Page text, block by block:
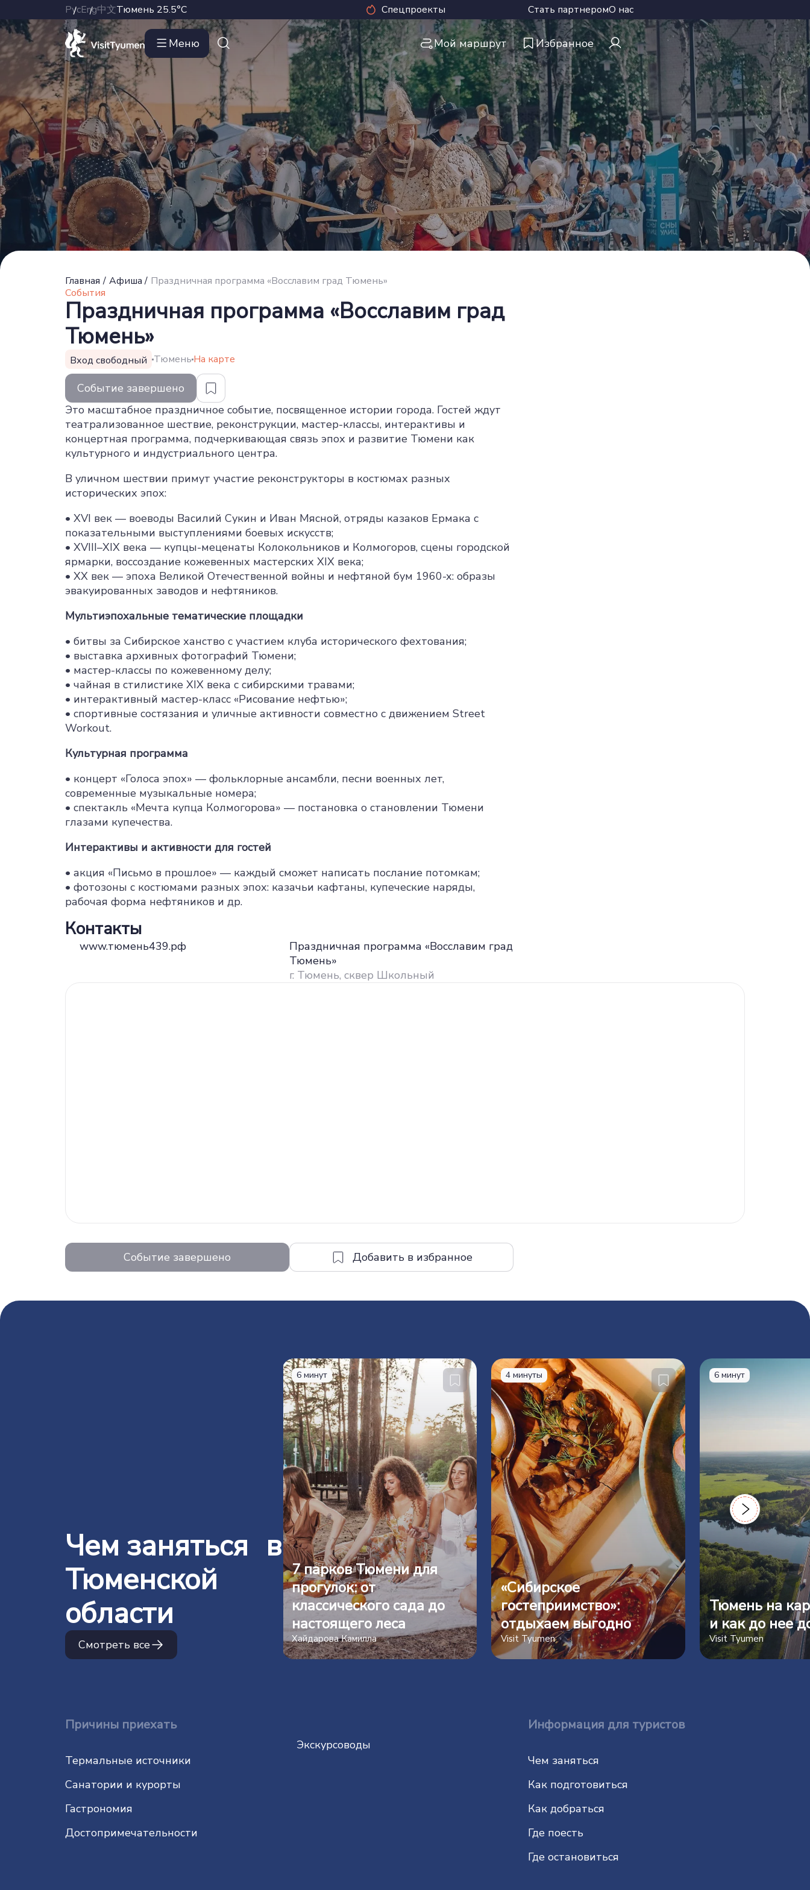
РусEng中文Тюмень 25.5°C Спецпроекты Стать партнеромО нас
Меню Мой маршрут Избранное
Главная / Афиша / Праздничная программа «Восславим град Тюмень»
События
Праздничная программа «Восславим град
Тюмень»
Вход свободный Тюмень На карте
Событие завершено
Это масштабное праздничное событие, посвященное истории города. Гостей ждут
театрализованное шествие, реконструкции, мастер-классы, интерактивы и
концертная программа, подчеркивающая связь эпох и развитие Тюмени как
культурного и индустриального центра.
В уличном шествии примут участие реконструкторы в костюмах разных
исторических эпох:
• XVI век — воеводы Василий Сукин и Иван Мясной, отряды казаков Ермака с
показательными выступлениями боевых искусств;
• XVIII–XIX века — купцы-меценаты Колокольников и Колмогоров, сцены городской
ярмарки, воссоздание кожевенных мастерских XIX века;
• XX век — эпоха Великой Отечественной войны и нефтяной бум 1960-х: образы
эвакуированных заводов и нефтяников.
Мультиэпохальные тематические площадки
• битвы за Сибирское ханство с участием клуба исторического фехтования;
• выставка архивных фотографий Тюмени;
• мастер-классы по кожевенному делу;
• чайная в стилистике XIX века с сибирскими травами;
• интерактивный мастер-класс «Рисование нефтью»;
• спортивные состязания и уличные активности совместно с движением Street
Workout.
Культурная программа
• концерт «Голоса эпох» — фольклорные ансамбли, песни военных лет,
современные музыкальные номера;
• спектакль «Мечта купца Колмогорова» — постановка о становлении Тюмени
глазами купечества.
Интерактивы и активности для гостей
• акция «Письмо в прошлое» — каждый сможет написать послание потомкам;
• фотозоны с костюмами разных эпох: казачьи кафтаны, купеческие наряды,
рабочая форма нефтяников и др.
Контакты
www.тюмень439.рф
Праздничная программа «Восславим град
Тюмень»
г. Тюмень, сквер Школьный
Событие завершено
Чем заняться в
Тюменской
области
Смотреть все
6 минут
7 парков Тюмени для
прогулок: от
классического сада до
настоящего леса
Хайдарова Камилла
4 минуты
«Сибирское
гостеприимство»:
отдыхаем выгодно
Visit Tyumen
6 минут
Тюмень на
и как до нее
Visit Tyumen
Причины приехать
Термальные источники
Санатории и курорты
Гастрономия
До­сто­при­ме­ча­тель­нос­ти
Экскурсоводы
Информация для туристов
Чем заняться
Как подготовиться
Как добраться
Где поесть
Где остановиться